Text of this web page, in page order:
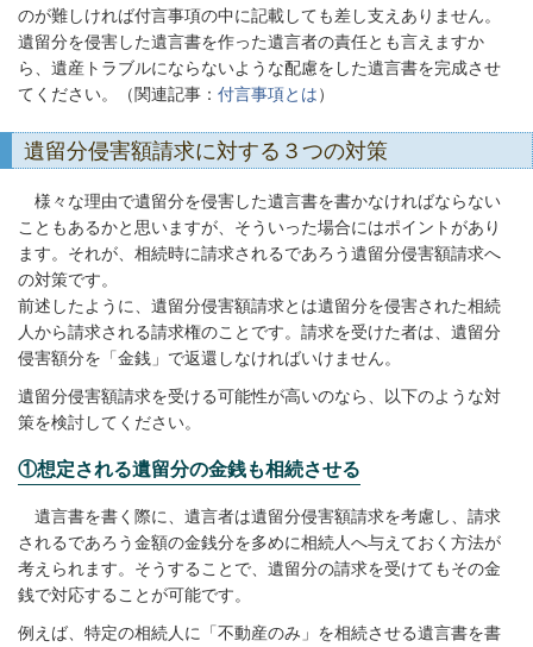
のが難しければ付言事項の中に記載しても差し支えありません。
遺留分を侵害した遺言書を作った遺言者の責任とも言えますか
ら、遺産トラブルにならないような配慮をした遺言書を完成させ
てください。（関連記事： 付言事項とは）
遺留分侵害額請求に対する３つの対策
様々な理由で遺留分を侵害した遺言書を書かなければならない
こともあるかと思いますが、そういった場合にはポイントがあり
ます。それが、相続時に請求されるであろう遺留分侵害額請求へ
の対策です。
前述したように、遺留分侵害額請求とは遺留分を侵害された相続
人から請求される請求権のことです。請求を受けた者は、遺留分
侵害額分を「金銭」で返還しなければいけません。
遺留分侵害額請求を受ける可能性が高いのなら、以下のような対
策を検討してください。
①想定される遺留分の金銭も相続させる
遺言書を書く際に、遺言者は遺留分侵害額請求を考慮し、請求
されるであろう金額の金銭分を多めに相続人へ与えておく方法が
考えられます。そうすることで、遺留分の請求を受けてもその金
銭で対応することが可能です。
例えば、特定の相続人に「不動産のみ」を相続させる遺言書を書